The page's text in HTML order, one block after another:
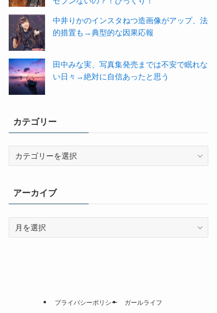
中井りかのインスタねつ造画像がアップ、法
的措置も→典型的な因果応報
田中みな実、写真集発売までは不安で眠れな
い日々→絶対に自信あったと思う
カテゴリー
ー
アーカイブ
プライバシーポリシー ガールライフ